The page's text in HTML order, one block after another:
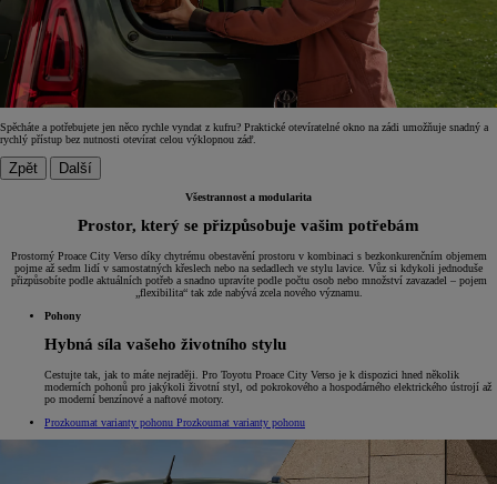
Spěcháte a potřebujete jen něco rychle vyndat z kufru? Praktické otevíratelné okno na zádi umožňuje snadný a
rychlý přístup bez nutnosti otevírat celou výklopnou záď.
Zpět Další
Všestrannost a modularita
Prostor, který se přizpůsobuje vašim potřebám
Prostorný Proace City Verso díky chytrému obestavění prostoru v kombinaci s bezkonkurenčním objemem
pojme až sedm lidí v samostatných křeslech nebo na sedadlech ve stylu lavice. Vůz si kdykoli jednoduše
přizpůsobíte podle aktuálních potřeb a snadno upravíte podle počtu osob nebo množství zavazadel – pojem
„flexibilita“ tak zde nabývá zcela nového významu.
Pohony
Hybná síla vašeho životního stylu
Cestujte tak, jak to máte nejraději. Pro Toyotu Proace City Verso je k dispozici hned několik
moderních pohonů pro jakýkoli životní styl, od pokrokového a hospodárného elektrického ústrojí až
po moderní benzínové a naftové motory.
Prozkoumat varianty pohonu Prozkoumat varianty pohonu